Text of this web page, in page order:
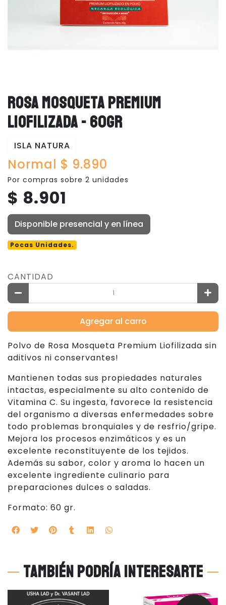
ROSA MOSQUETA PREMIUM
LIOFILIZADA - 60GR
ISLA NATURA
Normal $ 9.890
Por compras sobre 2 unidades
$ 8.901
Disponible presencial y en línea
Pocas Unidades.
CANTIDAD
Agregar al carro
Polvo de Rosa Mosqueta Premium Liofilizada sin
aditivos ni conservantes!
Mantienen todas sus propiedades naturales
intactas, especialmente su alto contenido de
Vitamina C. Su ingesta, favorece la resistencia
del organismo a diversas enfermedades sobre
todo problemas bronquiales y de resfrio/gripe.
Mejora los procesos enzimáticos y es un
excelente reconstituyente de los tejidos.
Además su sabor, color y aroma lo hacen un
excelente ingrediente culinario para
preparaciones dulces o saladas.
Formato: 60 gr.
También podría interesarte